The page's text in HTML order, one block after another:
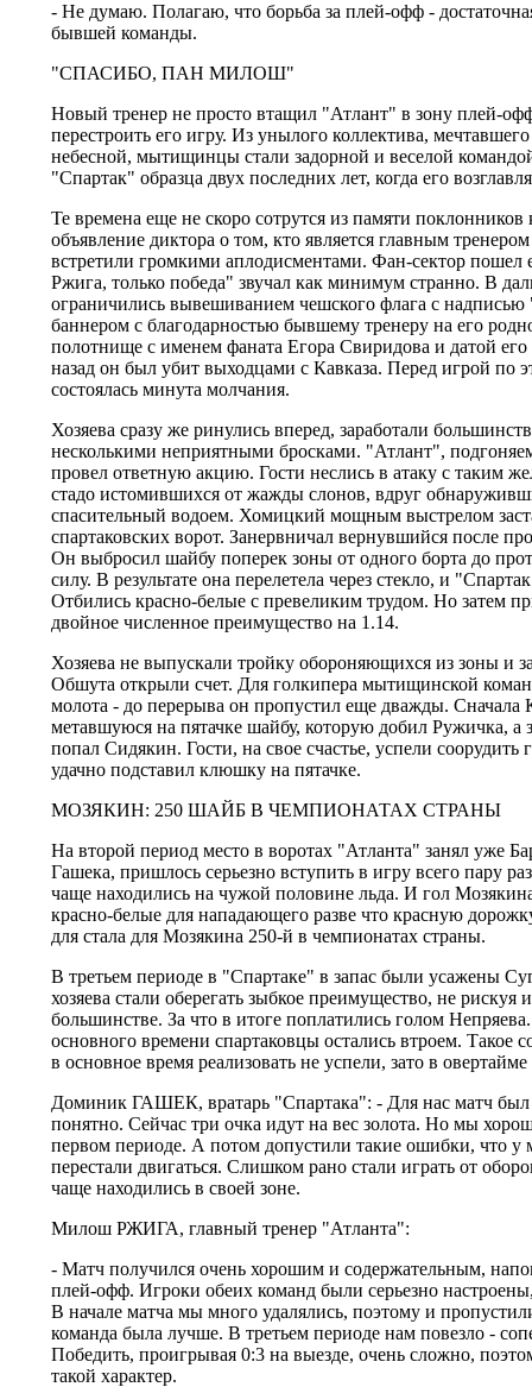
- Не думаю. Полагаю, что борьба за плей-офф -
бывшей команды.
"СПАСИБО, ПАН МИЛОШ"
Новый тренер не просто втащил "Атлант" в зону плей-
перестроить его игру. Из унылого коллектива,
небесной, мытищинцы стали задорной и веселой
"Спартак" образца двух последних лет, когда его
Те времена еще не скоро сотрутся из памяти
объявление диктора о том, кто является главным
встретили громкими аплодисментами. Фан-сектор пошел
Ржига, только победа" звучал как минимум странно. В
ограничились вывешиванием чешского флага с
баннером с благодарностью бывшему тренеру на его
полотнище с именем фаната Егора Свиридова и датой его
назад он был убит выходцами с Кавказа. Перед игрой по
состоялась минута молчания.
Хозяева сразу же ринулись вперед, заработали
несколькими неприятными бросками. "Атлант",
провел ответную акцию. Гости неслись в атаку с таким
стадо истомившихся от жажды слонов, вдруг
спасительный водоем. Хомицкий мощным выстрелом
спартаковских ворот. Занервничал вернувшийся после
Он выбросил шайбу поперек зоны от одного борта до
силу. В результате она перелетела через стекло, и
Отбились красно-белые с превеликим трудом. Но затем
двойное численное преимущество на 1.14.
Хозяева не выпускали тройку обороняющихся из зоны и
Обшута открыли счет. Для голкипера мытищинской
молота - до перерыва он пропустил еще дважды. Сначала
метавшуюся на пятачке шайбу, которую добил Ружичка,
попал Сидякин. Гости, на свое счастье, успели соорудить
удачно подставил клюшку на пятачке.
МОЗЯКИН: 250 ШАЙБ В ЧЕМПИОНАТАХ СТРАНЫ
На второй период место в воротах "Атланта" занял уже
Гашека, пришлось серьезно вступить в игру всего пару
чаще находились на чужой половине льда. И гол
красно-белые для нападающего разве что красную
для стала для Мозякина 250-й в чемпионатах страны.
В третьем периоде в "Спартаке" в запас были усажены
хозяева стали оберегать зыбкое преимущество, не рискуя
большинстве. За что в итоге поплатились голом
основного времени спартаковцы остались втроем. Такое
в основное время реализовать не успели, зато в
Доминик ГАШЕК, вратарь "Спартака": - Для нас матч был
понятно. Сейчас три очка идут на вес золота. Но мы
первом периоде. А потом допустили такие ошибки, что у
перестали двигаться. Слишком рано стали играть от
чаще находились в своей зоне.
Милош РЖИГА, главный тренер "Атланта":
- Матч получился очень хорошим и содержательным,
плей-офф. Игроки обеих команд были серьезно
В начале матча мы много удалялись, поэтому и
команда была лучше. В третьем периоде нам повезло -
Победить, проигрывая 0:3 на выезде, очень сложно,
такой характер.